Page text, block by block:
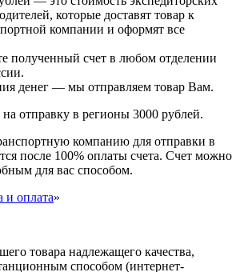
которые доставят товар к
компании и оформят все
полученный счет в любом отделении
денег — мы отправляем товар Вам.
отправку в регионы 3000 рублей.
компанию для отправки в
после 100% оплаты счета. Счет можно
для вас способом.
и оплата»
товара надлежащего качества,
способом (интернет-